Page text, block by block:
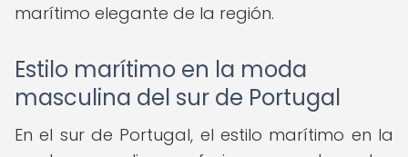
marítimo elegante de la región.
Estilo marítimo en la moda
masculina del sur de Portugal
En el sur de Portugal, el estilo marítimo en la